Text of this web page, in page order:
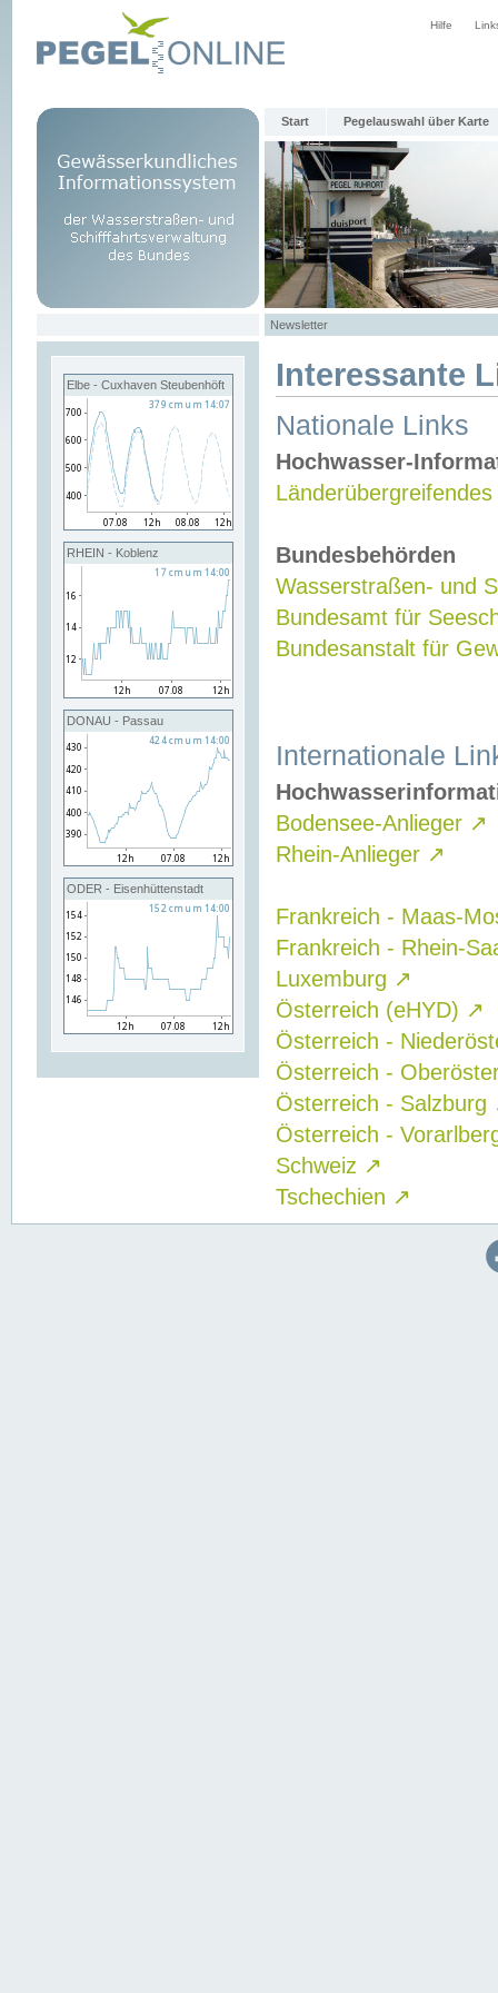
Hilfe
Start Pegelauswahl über Karte
Newsletter
Elbe - Cuxhaven Steubenhöft
RHEIN - Koblenz
DONAU - Passau
ODER - Eisenhüttenstadt
Interessante
Nationale Links
Hochwasser-
Bundesbehörden
Wasserstraßen- und
Bundesamt für
Bundesanstalt für
Internationale
Bodensee-Anlieger ↗
Rhein-Anlieger ↗
Frankreich - Maas-
Frankreich - Rhein-
Luxemburg ↗
Österreich (eHYD) ↗
Österreich -
Österreich -
Österreich - Salzburg
Österreich -
Schweiz ↗
Tschechien ↗